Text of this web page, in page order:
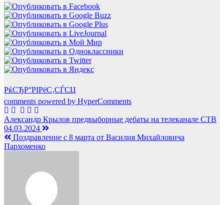
РќСЂР°РІРёС‚СЃСЏ
comments powered by HyperComments
Навигация
по
записям
Александр Крылов предвыборные дебаты на телеканале СТВ
04.03.2024
Поздравление с 8 марта от Василия Михайловича
Пархоменко